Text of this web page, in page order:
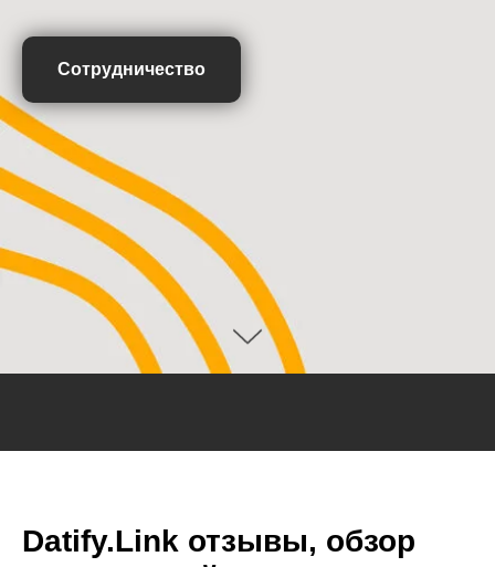
Сотрудничество
Datify.Link отзывы, обзор